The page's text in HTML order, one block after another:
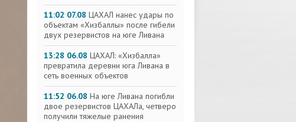
11:02 07.08 ЦАХАЛ нанес удары по
объектам «Хизбаллы» после гибели
двух резервистов на юге Ливана
13:28 06.08 ЦАХАЛ: «Хизбалла»
превратила деревни юга Ливана в
сеть военных объектов
11:52 06.08 На юге Ливана погибли
двое резервистов ЦАХАЛа, четверо
получили тяжелые ранения